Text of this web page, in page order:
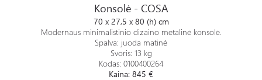
Konsolė - COSA
70 x 27,5 x 80 (h) cm
Modernaus minimalistinio dizaino metalinė konsolė.
Spalva: juoda matinė
Svoris: 13 kg
Kodas: 0100400264
Kaina: 845 €